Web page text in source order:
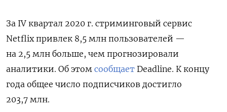
За IV квартал 2020 г. стриминговый сервис
Netflix привлек 8,5 млн пользователей —
на 2,5 млн больше, чем прогнозировали
аналитики. Об этом сообщает Deadline. К концу
года общее число подписчиков достигло
203,7 млн.